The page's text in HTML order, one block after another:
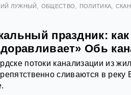
ЛУЖНЫЙ ОБЩЕСТВО ПОЛИТИКА
праздник:
Обь
потоки канализации из
сливаются в